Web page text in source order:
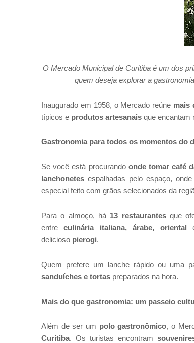
O Mercado Municipal de Curitiba é um dos
quem deseja explorar a
Inaugurado em 1958, o Mercado reúne mais
típicos e produtos artesanais que encantam
Gastronomia para todos os momentos do
Se você está procurando onde tomar café
lanchonetes espalhadas pelo espaço,
especial feito com grãos selecionados da
Para o almoço, há 13 restaurantesque
entreculinária italiana, árabe, oriental
delicioso pierogi.
Quem prefere um lanche rápido ou uma
sanduíches e tortas preparados na hora.
Mais do que gastronomia: um passeio
Além de ser um polo gastronômico, o
Curitiba. Os turistas encontram